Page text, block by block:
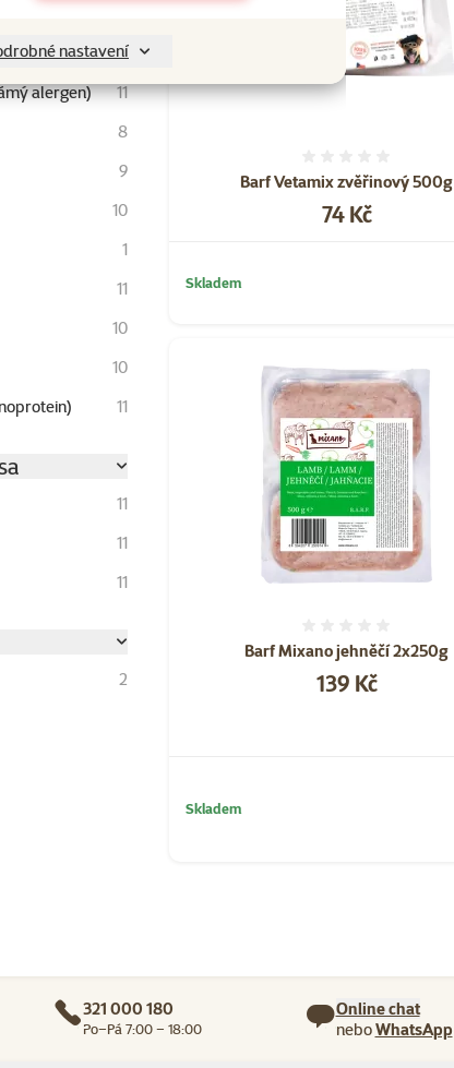
nastavení
11
alergen)
11
8
9
10
1
11
10
10
11
11
11
11
2
Barf Vetamix zvěřinový 500g
Cena
74 Kč
Skladem
Barf Mixano jehněčí 2x250g
Cena
139 Kč
Skladem
321 000 180
Po–Pá 7:00 – 18:00
Online chat
neboWhatsApp